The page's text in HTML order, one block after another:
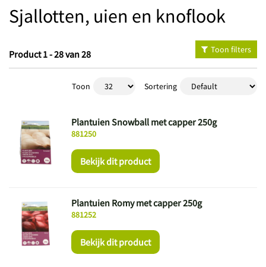
Sjallotten, uien en knoflook
Product 1 - 28 van 28
Toon Sortering
Toon filters
881250
Plantuien Snowball met capper 250g
Bekijk dit product
881252
Plantuien Romy met capper 250g
Bekijk dit product